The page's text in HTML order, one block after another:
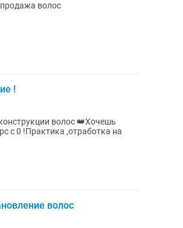
волос
!
волос 👑Хочешь
с 0 !Практика ,отработка на
волос